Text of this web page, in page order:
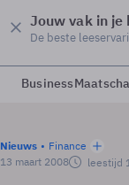
Jouw vak in je
De beste
Business
Nieuws
Finance
13 maart 2008
leestijd